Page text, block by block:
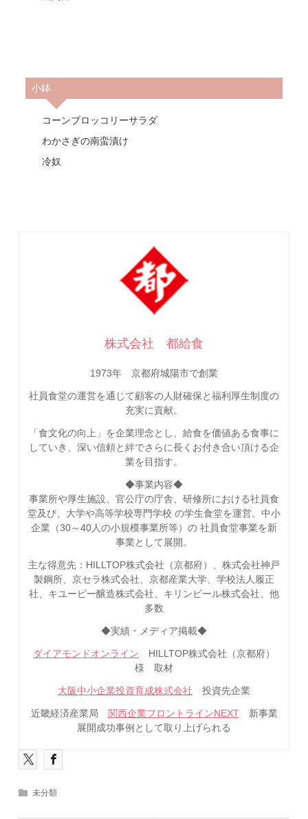
小鉢
コーンブロッコリーサラダ
わかさぎの南蛮漬け
冷奴
株式会社 都給食
1973年 京都府城陽市で創業
社員食堂の運営を通じて顧客の人財確保と福利厚生制度の
充実に貢献。
「食文化の向上」を企業理念とし、給食を価値ある食事に
していき、深い信頼と絆でさらに長くお付き合い頂ける企
業を目指す。
◆事業内容◆
事業所や厚生施設、官公庁の庁舎、研修所における社員食
堂及び、大学や高等学校専門学校 の学生食堂を運営。中小
企業（30～40人の小規模事業所等）の 社員食堂事業を新
事業として展開。
主な得意先：HILLTOP株式会社（京都府）、株式会社神戸
製鋼所、京セラ株式会社、京都産業大学、学校法人履正
社、キユーピー醸造株式会社、キリンビール株式会社、他
多数
◆実績・メディア掲載◆
ダイアモンドオンライン HILLTOP株式会社（京都府）
様 取材
大阪中小企業投資育成株式会社 投資先企業
近畿経済産業局 関西企業フロントラインNEXT新事業
展開成功事例として取り上げられる
未分類